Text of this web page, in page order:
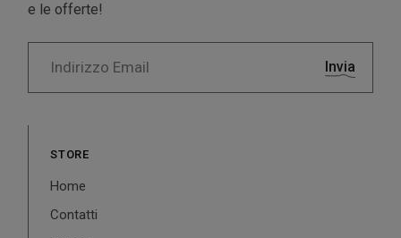
e le offerte!
Invia
STORE
Home
Contatti